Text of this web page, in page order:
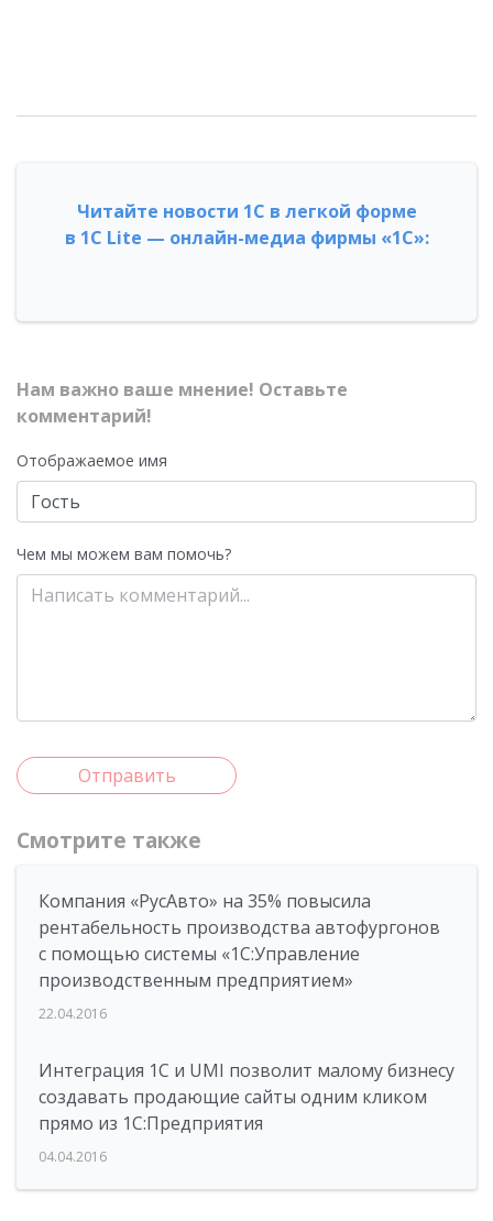
Читайте новости 1С в легкой форме
в 1С Lite — онлайн-медиа фирмы «1С»:
Нам важно ваше мнение! Оставьте
комментарий!
Отображаемое имя
Чем мы можем вам помочь?
Отправить
Смотрите также
Компания «РусАвто» на 35% повысила
рентабельность производства автофургонов
с помощью системы «1С:Управление
производственным предприятием»
22.04.2016
Интеграция 1С и UMI позволит малому бизнесу
создавать продающие сайты одним кликом
прямо из 1С:Предприятия
04.04.2016